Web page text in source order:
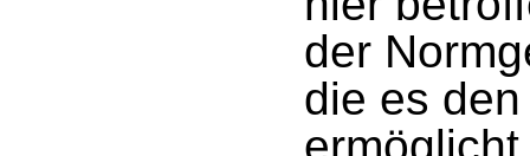
der
die es